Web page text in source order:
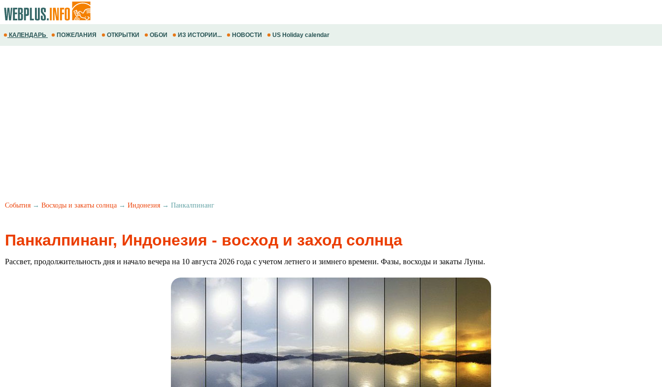
КАЛЕНДАРЬ ПОЖЕЛАНИЯ ОТКРЫТКИ ОБОИ ИЗ ИСТОРИИ... НОВОСТИ US Holiday calendar
События → Восходы и закаты солнца → Индонезия → Панкалпинанг
Панкалпинанг, Индонезия - восход и заход солнца
Рассвет, продолжительность дня и начало вечера на 10 августа 2026 года с учетом летнего и зимнего времени. Фазы, восходы и закаты Луны.